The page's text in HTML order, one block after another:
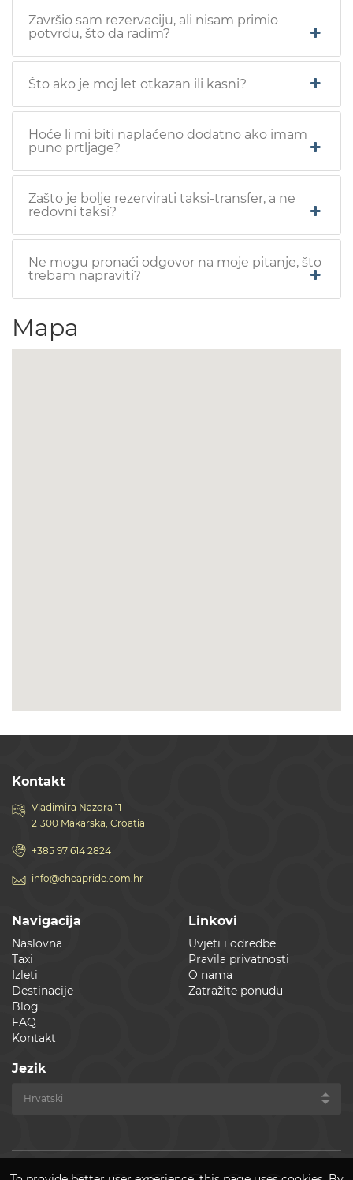
Završio sam rezervaciju, ali nisam primio
potvrdu, što da radim?
Što ako je moj let otkazan ili kasni?
Hoće li mi biti naplaćeno dodatno ako imam
puno prtljage?
Zašto je bolje rezervirati taksi-transfer, a ne
redovni taksi?
Ne mogu pronaći odgovor na moje pitanje, što
trebam napraviti?
Mapa
Kontakt
Vladimira Nazora 11
21300 Makarska, Croatia
+385 97 614 2824
info@cheapride.com.hr
Navigacija
Naslovna
Taxi
Izleti
Destinacije
Blog
FAQ
Kontakt
Linkovi
Uvjeti i odredbe
Pravila privatnosti
O nama
Zatražite ponudu
Jezik